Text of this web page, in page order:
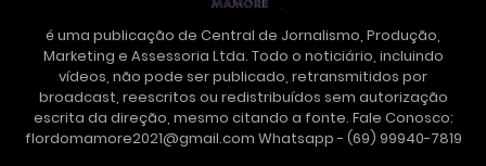
é uma publicação de Central de Jornalismo, Produção,
Marketing e Assessoria Ltda. Todo o noticiário, incluindo
vídeos, não pode ser publicado, retransmitidos por
broadcast, reescritos ou redistribuídos sem autorização
escrita da direção, mesmo citando a fonte. Fale Conosco:
flordomamore2021@gmail.com Whatsapp - (69) 99940-7819